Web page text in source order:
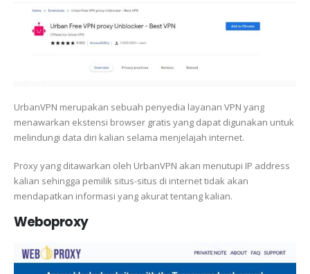
UrbanVPN merupakan sebuah penyedia layanan VPN yang
menawarkan ekstensi browser gratis yang dapat digunakan untuk
melindungi data diri kalian selama menjelajah internet.
Proxy yang ditawarkan oleh UrbanVPN akan menutupi IP address
kalian sehingga pemilik situs-situs di internet tidak akan
mendapatkan informasi yang akurat tentang kalian.
Weboproxy